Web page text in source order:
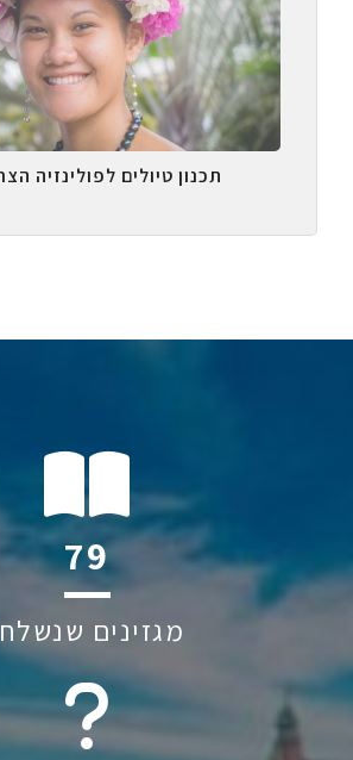
תכנון טיולים לפולינזיה
118
מגזינים